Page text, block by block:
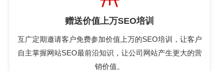
赠送价值上万SEO培训
互广定期邀请客户免费参加价值上万的SEO培训，让客户
自主掌握网站SEO最前沿知识，让公司网站产生更大的营
销价值。